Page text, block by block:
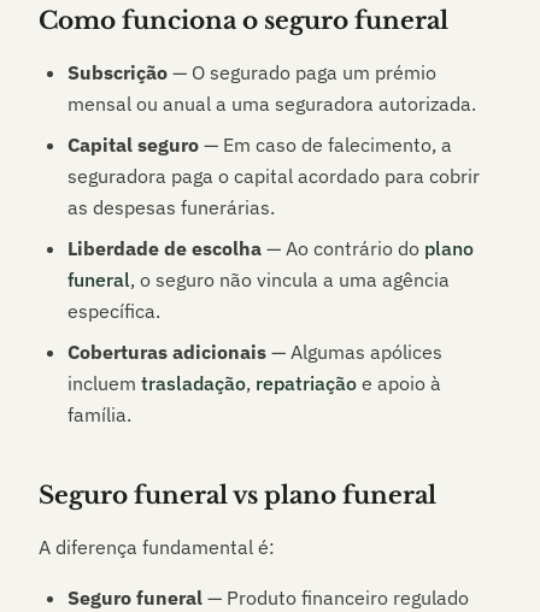
Como funciona o seguro funeral
Subscrição — O segurado paga um prémio
mensal ou anual a uma seguradora autorizada.
Capital seguro — Em caso de falecimento, a
seguradora paga o capital acordado para cobrir
as despesas funerárias.
Liberdade de escolha — Ao contrário do plano
funeral, o seguro não vincula a uma agência
específica.
Coberturas adicionais — Algumas apólices
incluem trasladação, repatriação e apoio à
família.
Seguro funeral vs plano funeral
A diferença fundamental é:
Seguro funeral — Produto financeiro regulado